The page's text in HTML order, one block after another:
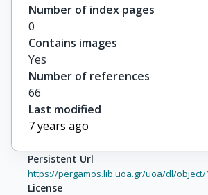
Number of index pages
0
Contains images
Yes
Number of references
66
Last modified
7 years ago
Persistent Url
https://pergamos.lib.uoa.gr/uoa/dl/object/
License